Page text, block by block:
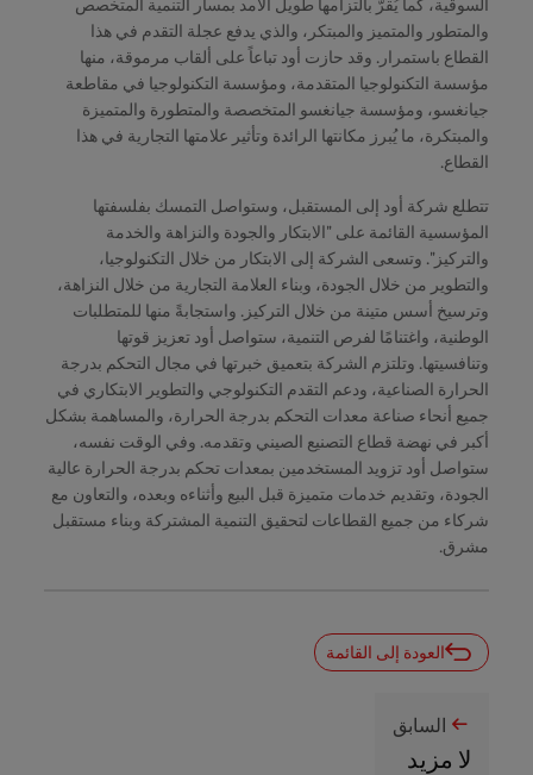
السوقية، كما يُقرّ بالتزامها طويل الأمد بمسار التنمية المتخصص
والمتطور والمتميز والمبتكر، والذي يدفع عجلة التقدم في هذا
القطاع باستمرار. وقد حازت أود تباعاً على ألقاب مرموقة، منها
مؤسسة التكنولوجيا المتقدمة، ومؤسسة التكنولوجيا في مقاطعة
جيانغسو، ومؤسسة جيانغسو المتخصصة والمتطورة والمتميزة
والمبتكرة، ما يُبرز مكانتها الرائدة وتأثير علامتها التجارية في هذا
القطاع.
تتطلع شركة أود إلى المستقبل، وستواصل التمسك بفلسفتها
المؤسسية القائمة على "الابتكار والجودة والنزاهة والخدمة
والتركيز". وتسعى الشركة إلى الابتكار من خلال التكنولوجيا،
والتطوير من خلال الجودة، وبناء العلامة التجارية من خلال النزاهة،
وترسيخ أسس متينة من خلال التركيز. واستجابةً منها للمتطلبات
الوطنية، واغتنامًا لفرص التنمية، ستواصل أود تعزيز قوتها
وتنافسيتها. وتلتزم الشركة بتعميق خبرتها في مجال التحكم بدرجة
الحرارة الصناعية، ودعم التقدم التكنولوجي والتطوير الابتكاري في
جميع أنحاء صناعة معدات التحكم بدرجة الحرارة، والمساهمة بشكل
أكبر في نهضة قطاع التصنيع الصيني وتقدمه. وفي الوقت نفسه،
ستواصل أود تزويد المستخدمين بمعدات تحكم بدرجة الحرارة عالية
الجودة، وتقديم خدمات متميزة قبل البيع وأثناءه وبعده، والتعاون مع
شركاء من جميع القطاعات لتحقيق التنمية المشتركة وبناء مستقبل
مشرق.
العودة إلى القائمة
السابق
لا مزيد